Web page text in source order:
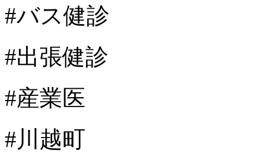
#バス健診
#出張健診
#産業医
#川越町